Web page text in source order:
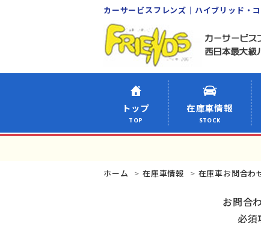
カーサービスフレンズ｜ハイブリッド・
トップ
TOP
在庫車情報
STOCK
ホーム 在庫車情報 在庫車お問合わ
お問合
必須